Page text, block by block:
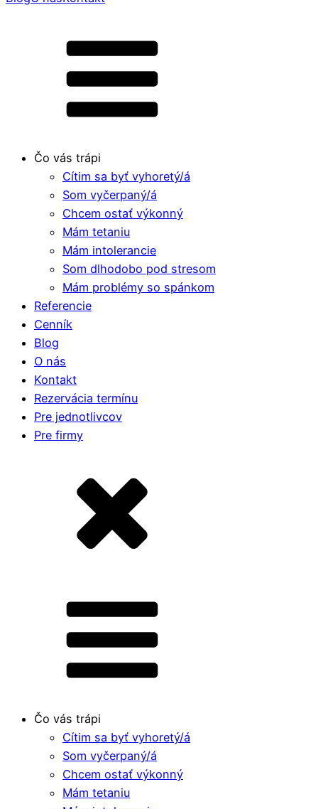
Čo vás trápi
Cítim sa byť vyhoretý/á
Som vyčerpaný/á
Chcem ostať výkonný
Mám tetaniu
Mám intolerancie
Som dlhodobo pod stresom
Mám problémy so spánkom
Referencie
Cenník
Blog
O nás
Kontakt
Rezervácia termínu
Pre jednotlivcov
Pre firmy
Čo vás trápi
Cítim sa byť vyhoretý/á
Som vyčerpaný/á
Chcem ostať výkonný
Mám tetaniu